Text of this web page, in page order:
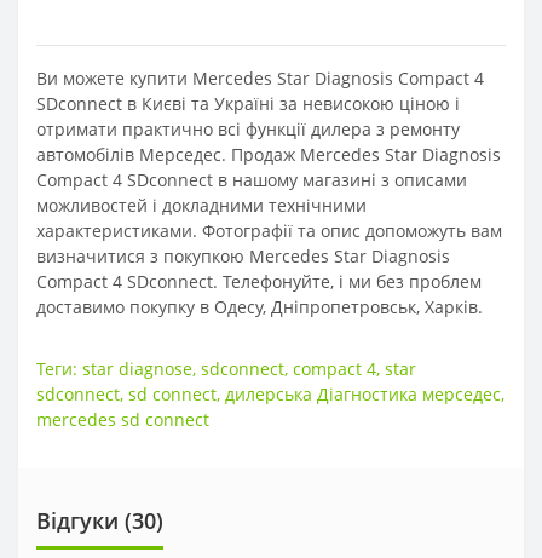
Ви можете купити Mercedes Star Diagnosis Compact 4
SDconnect в Києві та Україні за невисокою ціною і
отримати практично всі функції дилера з ремонту
автомобілів Мерседес. Продаж Mercedes Star Diagnosis
Compact 4 SDconnect в нашому магазині з описами
можливостей і докладними технічними
характеристиками. Фотографії та опис допоможуть вам
визначитися з покупкою Mercedes Star Diagnosis
Compact 4 SDconnect. Телефонуйте, і ми без проблем
доставимо покупку в Одесу, Дніпропетровськ, Харків.
Теги: star diagnose, sdconnect, compact 4, star
sdconnect, sd connect, дилерська Діагностика мерседес,
mercedes sd connect
Відгуки (30)